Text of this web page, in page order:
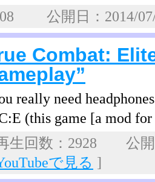
208 公開日：
Combat:
really need
(this game [a mod
生回数：2928 公
で見る ]